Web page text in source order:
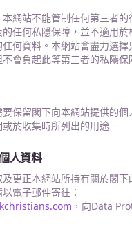
網站不能管制任何第三者
任何私隱保障，並不適用
何資料。本網站會盡力選
會負起此等第三者的私隱保
保留閣下向本網站提供的
於收集時所列出的用途。
人資料
更正本網站所持有關於閣
電子郵件寄往：
，向Data